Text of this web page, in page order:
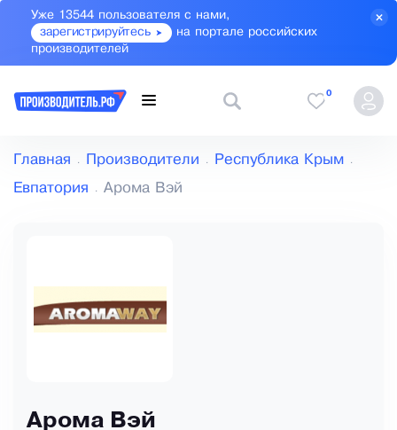
Уже 13544 пользователя с нами,
зарегистрируйтесь
на портале российских
производителей
0
Главная Производители Республика Крым
Евпатория Арома Вэй
Арома Вэй